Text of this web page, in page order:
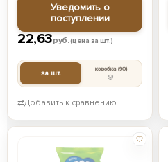
22,63руб.(цена за шт.)
за шт. коробка(90)
Уведомить о
поступлении
⇄Добавить к сравнению